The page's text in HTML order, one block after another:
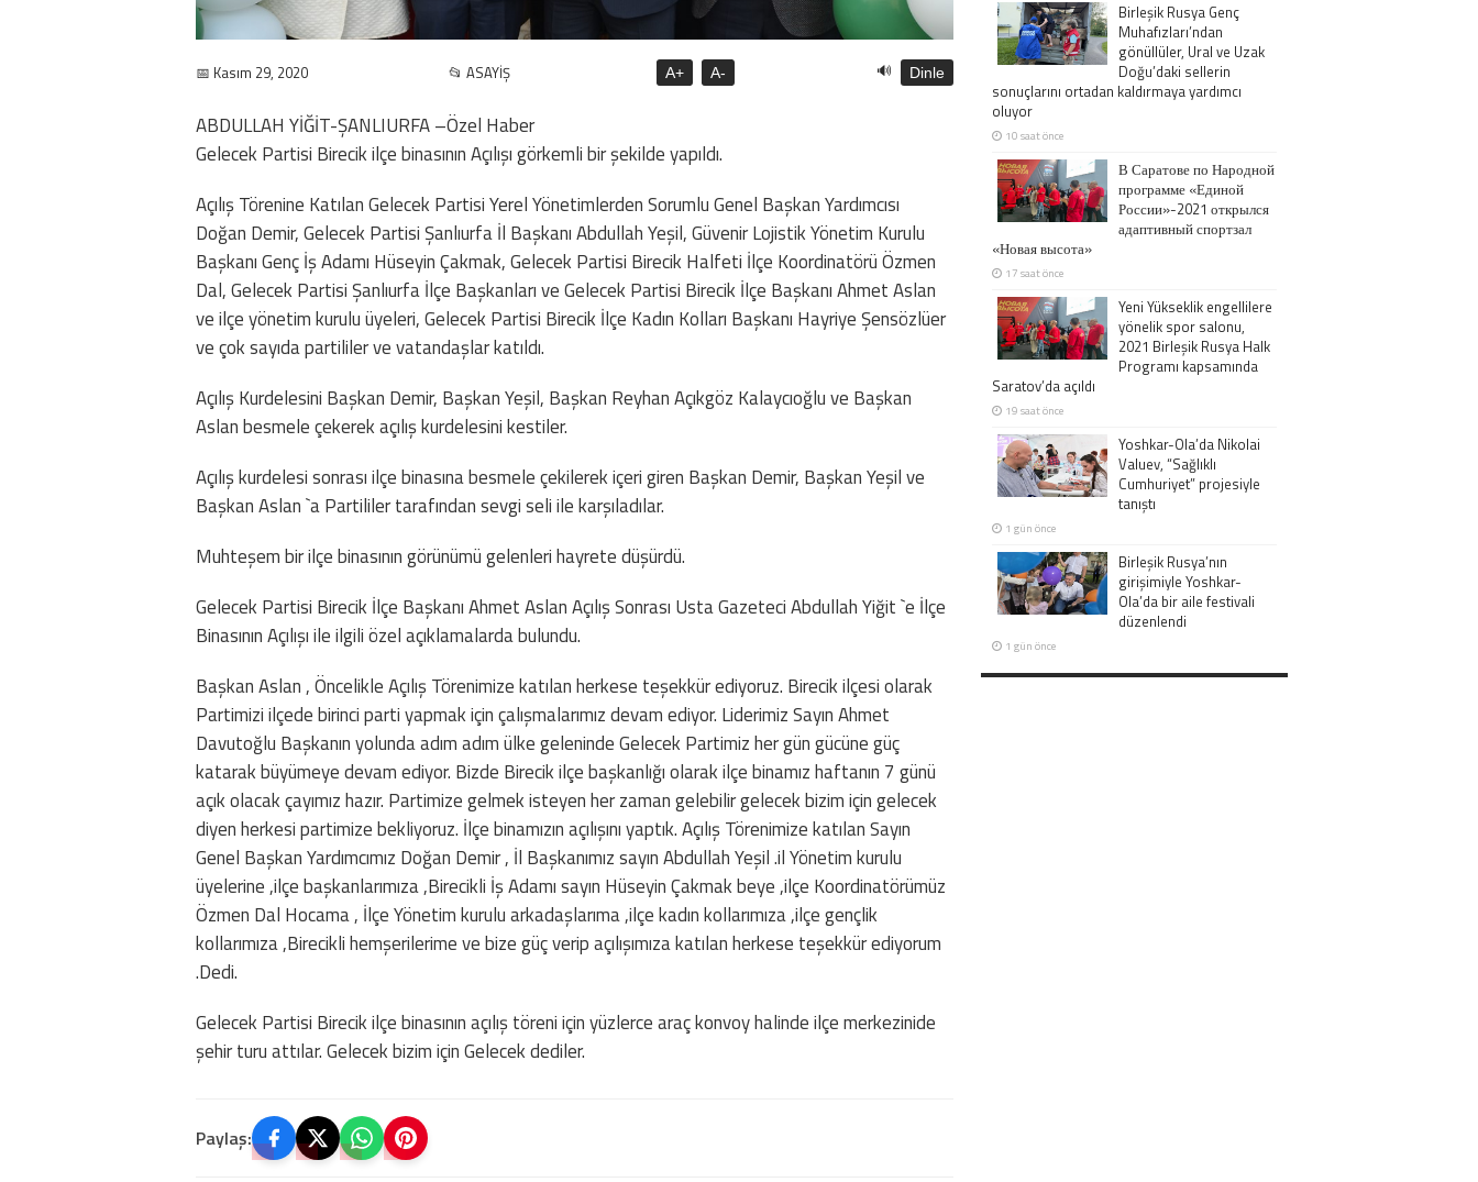
📅 Kasım 29, 2020 📂 ASAYİŞ A+ A- 🔊 Dinle
ABDULLAH YİĞİT-ŞANLIURFA –Özel Haber
Gelecek Partisi Birecik ilçe binasının Açılışı görkemli bir şekilde yapıldı.
Açılış Törenine Katılan Gelecek Partisi Yerel Yönetimlerden Sorumlu Genel Başkan Yardımcısı
Doğan Demir, Gelecek Partisi Şanlıurfa İl Başkanı Abdullah Yeşil, Güvenir Lojistik Yönetim Kurulu
Başkanı Genç İş Adamı Hüseyin Çakmak, Gelecek Partisi Birecik Halfeti İlçe Koordinatörü Özmen
Dal, Gelecek Partisi Şanlıurfa İlçe Başkanları ve Gelecek Partisi Birecik İlçe Başkanı Ahmet Aslan
ve ilçe yönetim kurulu üyeleri, Gelecek Partisi Birecik İlçe Kadın Kolları Başkanı Hayriye Şensözlüer
ve çok sayıda partililer ve vatandaşlar katıldı.
Açılış Kurdelesini Başkan Demir, Başkan Yeşil, Başkan Reyhan Açıkgöz Kalaycıoğlu ve Başkan
Aslan besmele çekerek açılış kurdelesini kestiler.
Açılış kurdelesi sonrası ilçe binasına besmele çekilerek içeri giren Başkan Demir, Başkan Yeşil ve
Başkan Aslan `a Partililer tarafından sevgi seli ile karşıladılar.
Muhteşem bir ilçe binasının görünümü gelenleri hayrete düşürdü.
Gelecek Partisi Birecik İlçe Başkanı Ahmet Aslan Açılış Sonrası Usta Gazeteci Abdullah Yiğit `e İlçe
Binasının Açılışı ile ilgili özel açıklamalarda bulundu.
Başkan Aslan , Öncelikle Açılış Törenimize katılan herkese teşekkür ediyoruz. Birecik ilçesi olarak
Partimizi ilçede birinci parti yapmak için çalışmalarımız devam ediyor. Liderimiz Sayın Ahmet
Davutoğlu Başkanın yolunda adım adım ülke geleninde Gelecek Partimiz her gün gücüne güç
katarak büyümeye devam ediyor. Bizde Birecik ilçe başkanlığı olarak ilçe binamız haftanın 7 günü
açık olacak çayımız hazır. Partimize gelmek isteyen her zaman gelebilir gelecek bizim için gelecek
diyen herkesi partimize bekliyoruz. İlçe binamızın açılışını yaptık. Açılış Törenimize katılan Sayın
Genel Başkan Yardımcımız Doğan Demir , İl Başkanımız sayın Abdullah Yeşil .il Yönetim kurulu
üyelerine ,ilçe başkanlarımıza ,Birecikli İş Adamı sayın Hüseyin Çakmak beye ,ilçe Koordinatörümüz
Özmen Dal Hocama , İlçe Yönetim kurulu arkadaşlarıma ,ilçe kadın kollarımıza ,ilçe gençlik
kollarımıza ,Birecikli hemşerilerime ve bize güç verip açılışımıza katılan herkese teşekkür ediyorum
.Dedi.
Gelecek Partisi Birecik ilçe binasının açılış töreni için yüzlerce araç konvoy halinde ilçe merkezinide
şehir turu attılar. Gelecek bizim için Gelecek dediler.
Paylaş:
Birleşik Rusya Genç
Muhafızları’ndan
gönüllüler, Ural ve Uzak
Doğu’daki sellerin
sonuçlarını ortadan kaldırmaya yardımcı
oluyor
10 saat önce
В Саратове по Народной
программе «Единой
России»-2021 открылся
адаптивный спортзал
«Новая высота»
17 saat önce
Yeni Yükseklik engellilere
yönelik spor salonu,
2021 Birleşik Rusya Halk
Programı kapsamında
Saratov’da açıldı
19 saat önce
Yoshkar-Ola’da Nikolai
Valuev, “Sağlıklı
Cumhuriyet” projesiyle
tanıştı
1 gün önce
Birleşik Rusya’nın
girişimiyle Yoshkar-
Ola’da bir aile festivali
düzenlendi
1 gün önce